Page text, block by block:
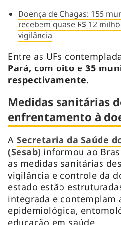
Doença de Chagas: 155
recebem quase R$ 12
vigilância
Entre as UFs
Pará, com oito e 35
respectivamente.
Medidas sanitárias
enfrentamento à
ASecretaria da Saúde
(Sesab) informou ao
as medidas sanitárias
vigilância e controle da
estado estão
integrada e contemplam
epidemiológica,
educação em saúde.